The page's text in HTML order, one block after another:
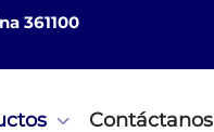
361100
Contáctanos